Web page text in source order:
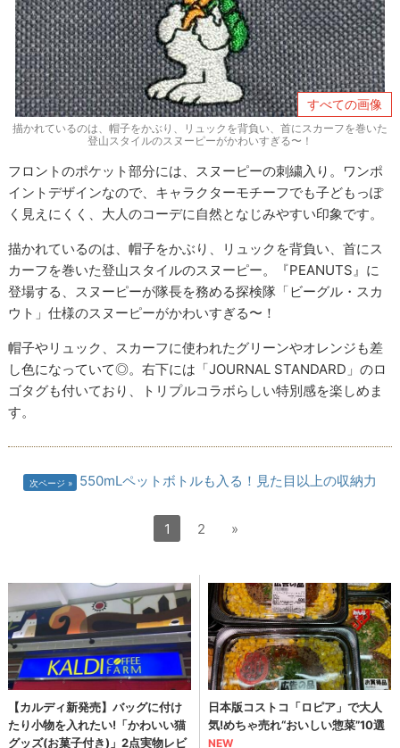
すべての画像
描かれているのは、帽子をかぶり、リュックを背負い、首にスカーフを巻いた
登山スタイルのスヌーピーがかわいすぎる〜！
フロントのポケット部分には、スヌーピーの刺繍入り。ワンポ
イントデザインなので、キャラクターモチーフでも子どもっぽ
く見えにくく、大人のコーデに自然となじみやすい印象です。
描かれているのは、帽子をかぶり、リュックを背負い、首にス
カーフを巻いた登山スタイルのスヌーピー。『PEANUTS』に
登場する、スヌーピーが隊長を務める探検隊「ビーグル・スカ
ウト」仕様のスヌーピーがかわいすぎる〜！
帽子やリュック、スカーフに使われたグリーンやオレンジも差
し色になっていて◎。右下には「JOURNAL STANDARD」のロ
ゴタグも付いており、トリプルコラボらしい特別感を楽しめま
す。
次ページ 550mLペットボトルも入る！見た目以上の収納力
1 2 »